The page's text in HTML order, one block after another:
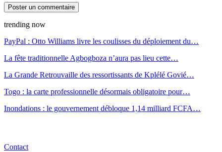
trending now
PayPal : Otto Williams livre les coulisses du déploiement du…
La fête traditionnelle Agbogboza n’aura pas lieu cette…
La Grande Retrouvaille des ressortissants de Kplélé Govié…
Togo : la carte professionnelle désormais obligatoire pour…
Inondations : le gouvernement débloque 1,14 milliard FCFA…
Contact